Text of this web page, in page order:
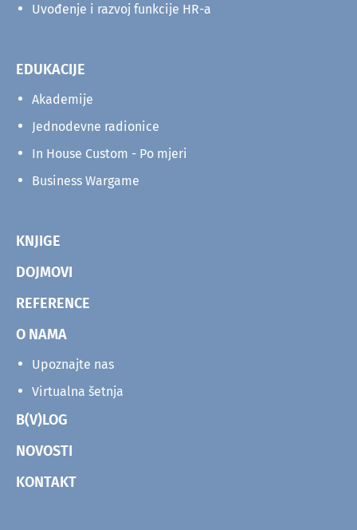
Uvođenje i razvoj funkcije HR-a
EDUKACIJE
Akademije
Jednodevne radionice
In House Custom - Po mjeri
Business Wargame
KNJIGE
DOJMOVI
REFERENCE
O NAMA
Upoznajte nas
Virtualna šetnja
B(V)LOG
NOVOSTI
KONTAKT